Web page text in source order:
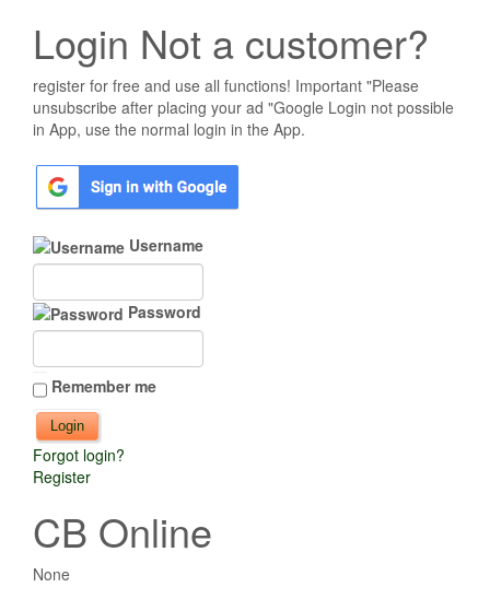
Login Not a customer?
register for free and use all functions! Important "Please
unsubscribe after placing your ad "Google Login not possible
in App, use the normal login in the App.
Username
Password
Remember me
Forgot login?
Register
CB Online
None